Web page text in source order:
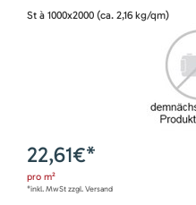
St à 1000x2000 (ca. 2,16 kg/qm)
22,61€*
pro m²
*inkl. MwSt zzgl. Versand